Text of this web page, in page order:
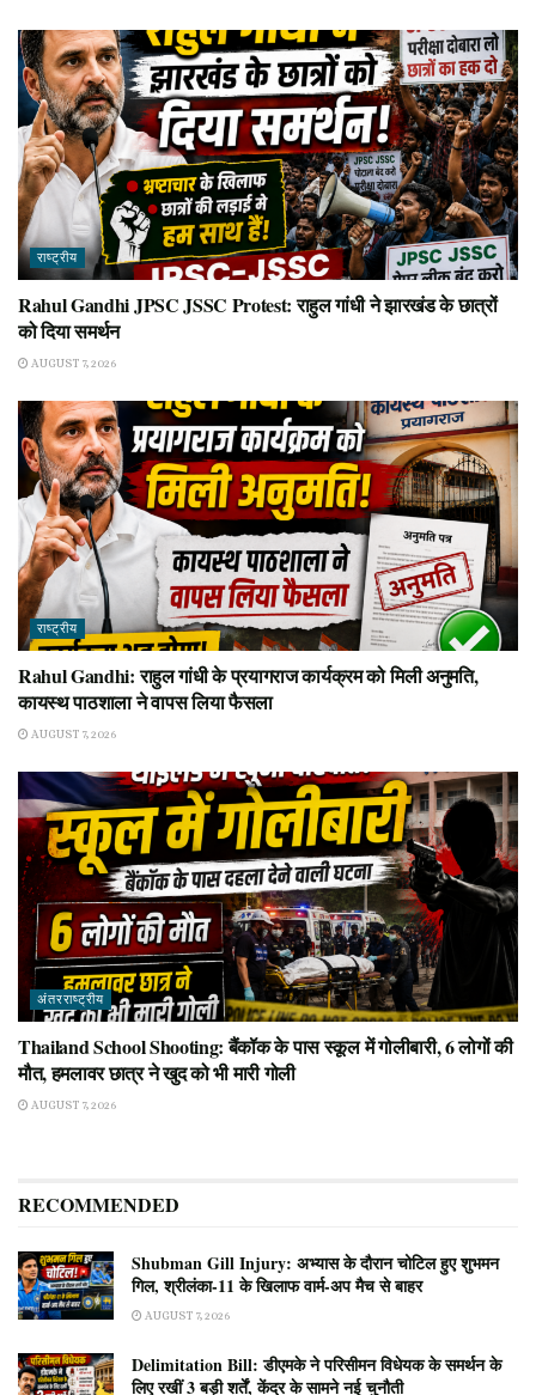
राष्ट्रीय
Rahul Gandhi JPSC JSSC Protest: राहुल गांधी ने झारखंड के छात्रों
को दिया समर्थन
AUGUST 7, 2026
राष्ट्रीय
Rahul Gandhi: राहुल गांधी के प्रयागराज कार्यक्रम को मिली अनुमति,
कायस्थ पाठशाला ने वापस लिया फैसला
AUGUST 7, 2026
अंतरराष्ट्रीय
Thailand School Shooting: बैंकॉक के पास स्कूल में गोलीबारी, 6 लोगों की
मौत, हमलावर छात्र ने खुद को भी मारी गोली
AUGUST 7, 2026
RECOMMENDED
Shubman Gill Injury: अभ्यास के दौरान चोटिल हुए शुभमन
गिल, श्रीलंका-11 के खिलाफ वार्म-अप मैच से बाहर
AUGUST 7, 2026
Delimitation Bill: डीएमके ने परिसीमन विधेयक के समर्थन के
लिए रखीं 3 बड़ी शर्तें, केंद्र के सामने नई चुनौती